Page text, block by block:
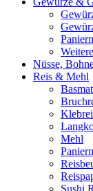
Nüsse,
Reis & Mehl
Mehl
Sushi